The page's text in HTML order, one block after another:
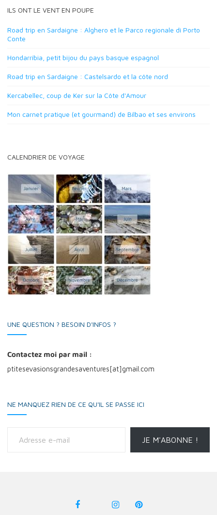
ILS ONT LE VENT EN POUPE
Road trip en Sardaigne : Alghero et le Parco regionale di Porto
Conte
Hondarribia, petit bijou du pays basque espagnol
Road trip en Sardaigne : Castelsardo et la côte nord
Kercabellec, coup de Ker sur la Côte d'Amour
Mon carnet pratique (et gourmand) de Bilbao et ses environs
CALENDRIER DE VOYAGE
UNE QUESTION ? BESOIN D'INFOS ?
Contactez moi par mail :
ptitesevasionsgrandesaventures[at]gmail.com
NE MANQUEZ RIEN DE CE QU'IL SE PASSE ICI
JE M'ABONNE !